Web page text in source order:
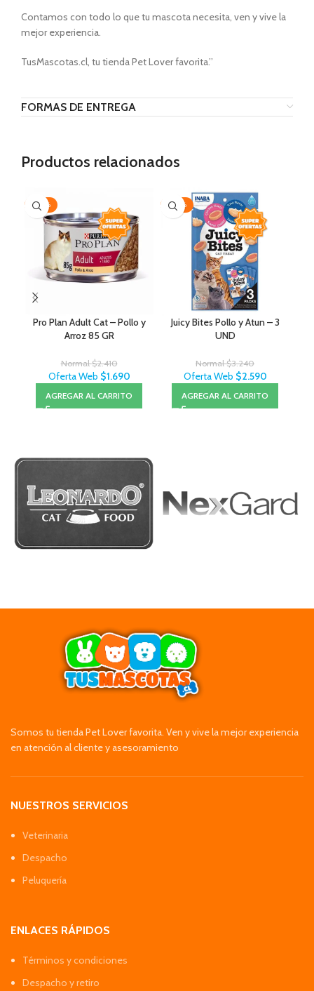
Contamos con todo lo que tu mascota necesita, ven y vive la
mejor experiencia.
TusMascotas.cl, tu tienda Pet Lover favorita.’’
FORMAS DE ENTREGA
Productos relacionados
-30%
Pro Plan Adult Cat – Pollo y
Arroz 85 GR
Normal$2.410
Oferta Web $1.690
AGREGAR AL CARRITO
-20%
Juicy Bites Pollo y Atun – 3
UND
Normal$3.240
Oferta Web $2.590
AGREGAR AL CARRITO
Somos tu tienda Pet Lover favorita. Ven y vive la mejor experiencia
en atención al cliente y asesoramiento
NUESTROS SERVICIOS
Veterinaria
Despacho
Peluquería
ENLACES RÁPIDOS
Términos y condiciones
Despacho y retiro